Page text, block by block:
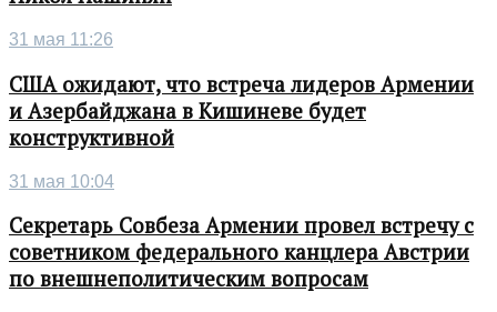
31 мая 11:26
США ожидают, что встреча лидеров Армении
и Азербайджана в Кишиневе будет
конструктивной
31 мая 10:04
Секретарь Совбеза Армении провел встречу с
советником федерального канцлера Австрии
по внешнеполитическим вопросам